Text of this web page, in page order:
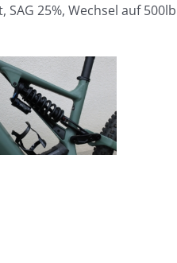
25%, Wechsel auf 500lb